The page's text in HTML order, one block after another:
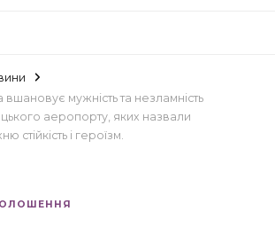
вшановує мужність та незламність
аеропорту, яких назвали
стійкість і героїзм.